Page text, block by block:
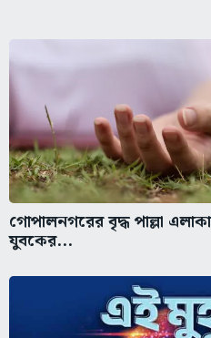
গোপালনগরের বৃদ্ধ পাল্লা
যুবকের...